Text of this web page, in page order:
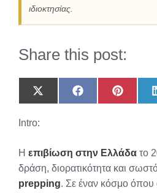
ιδιοκτησίας.
Share this post:
Share
on
(Twitter)
Share
on
Share
on
Intro:
Η επιβίωση στην Ελλάδα το
δράση, διορατικότητα και
prepping. Σε έναν κόσμο όπου